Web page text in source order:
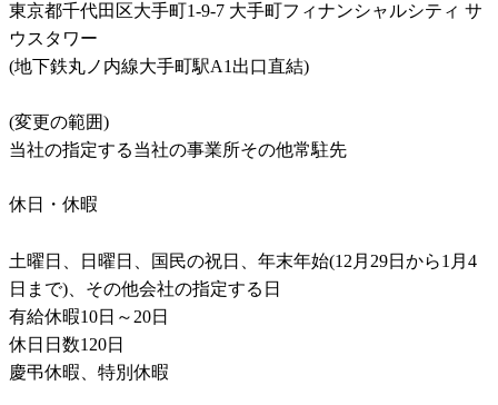
東京都千代田区大手町1-9-7 大手町フィナンシャルシティ サ
ウスタワー
(地下鉄丸ノ内線大手町駅A1出口直結)
(変更の範囲)
当社の指定する当社の事業所その他常駐先
休日・休暇
土曜日、日曜日、国民の祝日、年末年始(12月29日から1月4
日まで)、その他会社の指定する日
有給休暇10日～20日
休日日数120日
慶弔休暇、特別休暇